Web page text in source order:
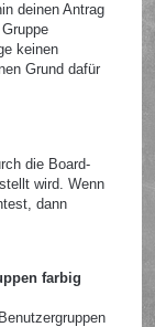
deinen Antrag
keinen
Grund dafür
die Board-
wird. Wenn
dann
farbig